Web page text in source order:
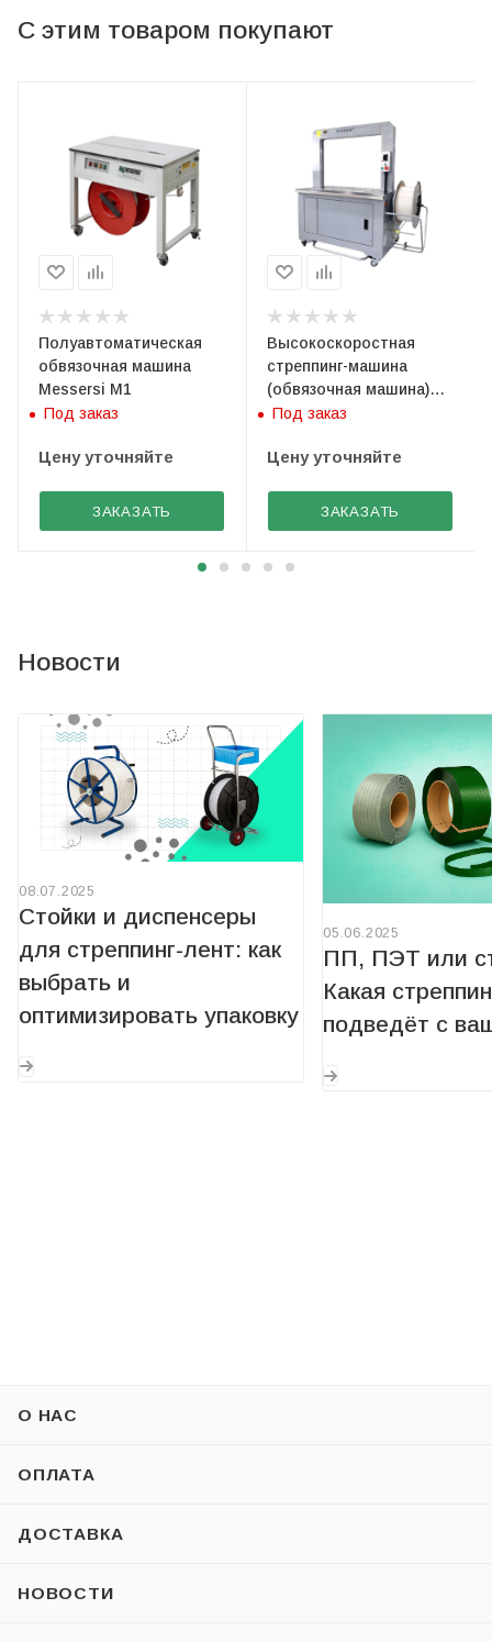
С этим товаром покупают
Полуавтоматическая
обвязочная машина
Messersi M1
Под заказ
Цену уточняйте
ЗАКАЗАТЬ
Высокоскоростная
стреппинг-машина
(обвязочная машина)
Sunpack Q8
Под заказ
Цену уточняйте
ЗАКАЗАТЬ
Новости
08.07.2025
Стойки и диспенсеры
для стреппинг-лент: как
выбрать и
оптимизировать упаковку
05.06.2025
ПП, ПЭТ или
Какая
подведёт с
О НАС
ОПЛАТА
ДОСТАВКА
НОВОСТИ